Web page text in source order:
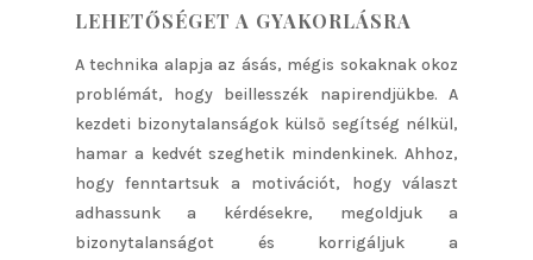
LEHETŐSÉGET A GYAKORLÁSRA
A technika alapja az ásás, mégis sokaknak okoz
problémát, hogy beillesszék napirendjükbe. A
kezdeti bizonytalanságok külső segítség nélkül,
hamar a kedvét szeghetik mindenkinek. Ahhoz,
hogy fenntartsuk a motivációt, hogy választ
adhassunk a kérdésekre, megoldjuk a
bizonytalanságot és korrigáljuk a